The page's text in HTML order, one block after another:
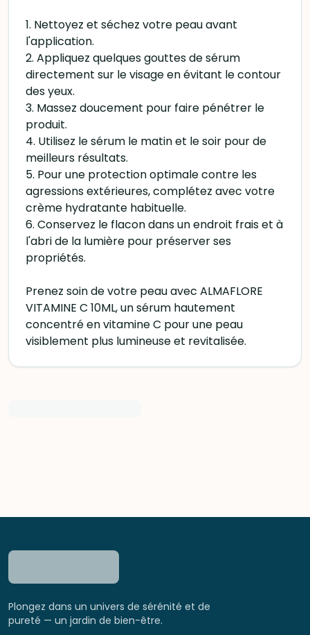
1. Nettoyez et séchez votre peau avant
l'application.
2. Appliquez quelques gouttes de sérum
directement sur le visage en évitant le contour
des yeux.
3. Massez doucement pour faire pénétrer le
produit.
4. Utilisez le sérum le matin et le soir pour de
meilleurs résultats.
5. Pour une protection optimale contre les
agressions extérieures, complétez avec votre
crème hydratante habituelle.
6. Conservez le flacon dans un endroit frais et à
l'abri de la lumière pour préserver ses
propriétés.
Prenez soin de votre peau avec ALMAFLORE
VITAMINE C 10ML, un sérum hautement
concentré en vitamine C pour une peau
visiblement plus lumineuse et revitalisée.
Plongez dans un univers de sérénité et de
pureté — un jardin de bien-être.